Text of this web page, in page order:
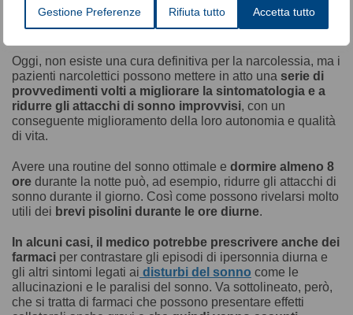
Gestione Preferenze Rifiuta tutto Accetta tutto
Oggi, non esiste una cura definitiva per la narcolessia, ma i
pazienti narcolettici possono mettere in atto una serie di
provvedimenti volti a migliorare la sintomatologia e a
ridurre gli attacchi di sonno improvvisi, con un
conseguente miglioramento della loro autonomia e qualità
di vita.
Avere una routine del sonno ottimale e dormire almeno 8
ore durante la notte può, ad esempio, ridurre gli attacchi di
sonno durante il giorno. Così come possono rivelarsi molto
utili dei brevi pisolini durante le ore diurne.
In alcuni casi, il medico potrebbe prescrivere anche dei
farmaci per contrastare gli episodi di ipersonnia diurna e
gli altri sintomi legati ai disturbi del sonno come le
allucinazioni e le paralisi del sonno. Va sottolineato, però,
che si tratta di farmaci che possono presentare effetti